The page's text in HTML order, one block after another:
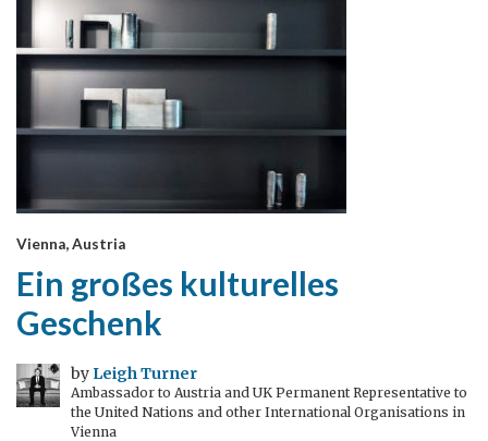
Vienna, Austria
Ein großes kulturelles
Geschenk
by Leigh Turner
Ambassador to Austria and UK Permanent Representative to
the United Nations and other International Organisations in
Vienna